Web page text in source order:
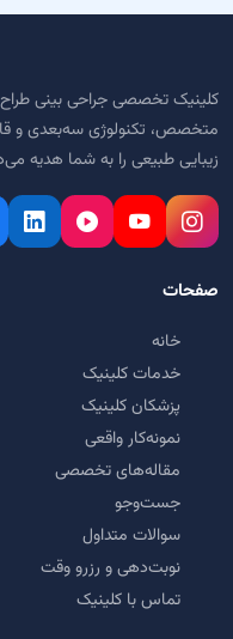
کلینیک تخصصی جراحی بینی
متخصص، تکنولوژی سه‌بعدی و
زیبایی طبیعی را به شما هدیه
صفحات
خانه
خدمات کلینیک
پزشکان کلینیک
نمونه‌کار واقعی
مقاله‌های تخصصی
جست‌وجو
سوالات متداول
نوبت‌دهی و رزرو وقت
تماس با کلینیک